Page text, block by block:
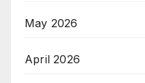
May 2026
April 2026